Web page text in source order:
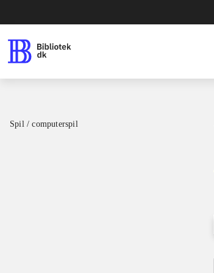
Spil / computerspil